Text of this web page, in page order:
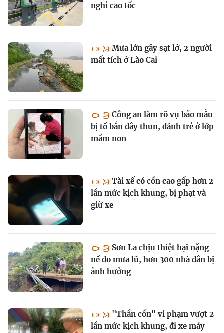
nghỉ cao tốc
Mưa lớn gây sạt lở, 2 người
mất tích ở Lào Cai
Công an làm rõ vụ bảo mẫu
bị tố bắn dây thun, đánh trẻ ở lớp
mầm non
Tài xế có cồn cao gấp hơn 2
lần mức kịch khung, bị phạt và
giữ xe
Sơn La chịu thiệt hại nặng
nề do mưa lũ, hơn 300 nhà dân bị
ảnh hưởng
"Thần cồn" vi phạm vượt 2
lần mức kịch khung, đi xe máy